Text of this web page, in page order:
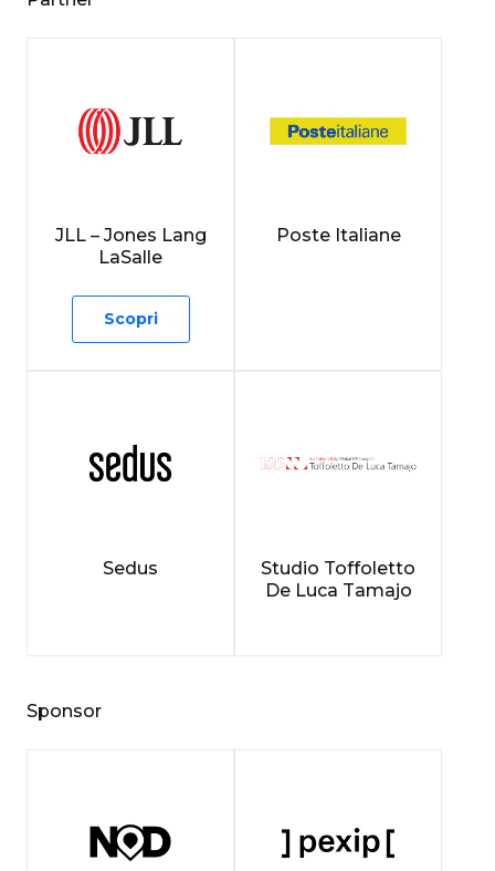
JLL – Jones Lang
LaSalle
Scopri
Poste Italiane
Sedus
Studio Toffoletto
De Luca Tamajo
Sponsor